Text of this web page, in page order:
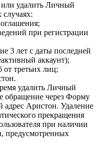
или удалить Личный
при регистрации
3 лет с даты последней
аккаунт);
третьих лиц;
удалить Личный
обращение через Форму
адрес Аристон. Удаление
прекращения
при наличии
предусмотренных